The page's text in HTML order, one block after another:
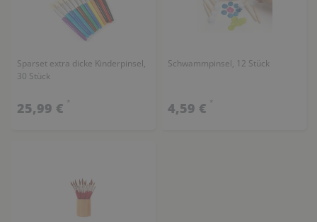
Sparset extra dicke Kinderpinsel,
30 Stück
25,99 € *
Schwammpinsel, 12 Stück
4,59 € *